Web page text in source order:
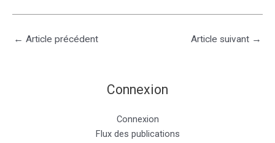
← Article précédent Article suivant →
Connexion
Connexion
Flux des publications